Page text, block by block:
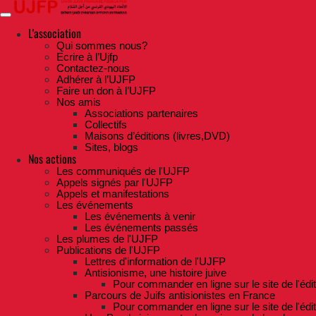
Skip
to
contentL'association
Qui sommes nous?
Ecrire à l’Ujfp
Contactez-nous
Adhérer à l’UJFP
Faire un don à l’UJFP
Nos amis
Associations partenaires
Collectifs
Maisons d’éditions (livres,DVD)
Sites, blogs
Nos actions
Les communiqués de l'UJFP
Appels signés par l'UJFP
Appels et manifestations
Les événements
Les événements à venir
Les événements passés
Les plumes de l'UJFP
Publications de l'UJFP
Lettres d'information de l'UJFP
Antisionisme, une histoire juive
Pour commander en ligne sur le site de
Parcours de Juifs antisionistes en France
Pour commander en ligne sur le site de